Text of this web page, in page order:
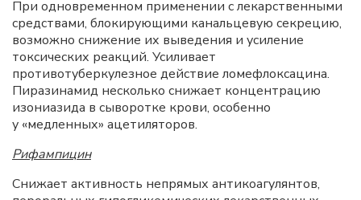
При одновременном применении с лекарственными
средствами, блокирующими канальцевую секрецию,
возможно снижение их выведения и усиление
токсических реакций. Усиливает
противотуберкулезное действие ломефлоксацина.
Пиразинамид несколько снижает концентрацию
изониазида в сыворотке крови, особенно
у «медленных» ацетиляторов.
Рифампицин
Снижает активность непрямых антикоагулянтов,